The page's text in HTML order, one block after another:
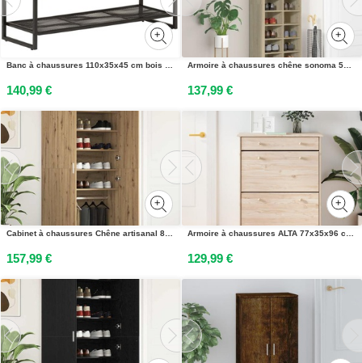
Banc à chaussures 110x35x45 cm bois massif dacacia et fer
140,99 €
Armoire à chaussures chêne sonoma 54x34x183cm bois dingénierie
137,99 €
Cabinet à chaussures Chêne artisanal 80 x 39 x 178 cm
157,99 €
Armoire à chaussures ALTA 77x35x96 cm bois massif de pin
129,99 €